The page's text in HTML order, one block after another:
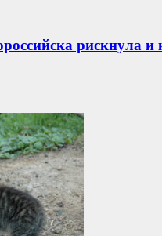
рискнула и